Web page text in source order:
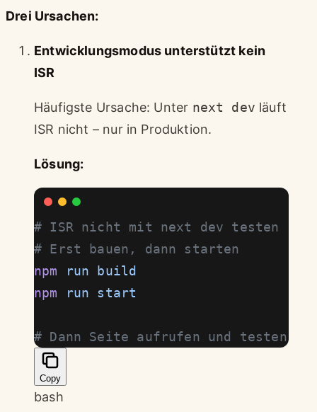
Drei Ursachen:
Entwicklungsmodus unterstützt kein
ISR
Häufigste Ursache: Unter next dev läuft
ISR nicht – nur in Produktion.
Lösung:
# ISR nicht mit next dev testen
# Erst bauen, dann starten
npm run build
npm run start
# Dann Seite aufrufen und testen
Copy
bash